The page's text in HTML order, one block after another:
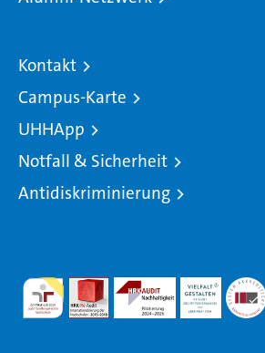
Kontakt
Campus-Karte
UHHApp
Notfall & Sicherheit
Antidiskriminierung